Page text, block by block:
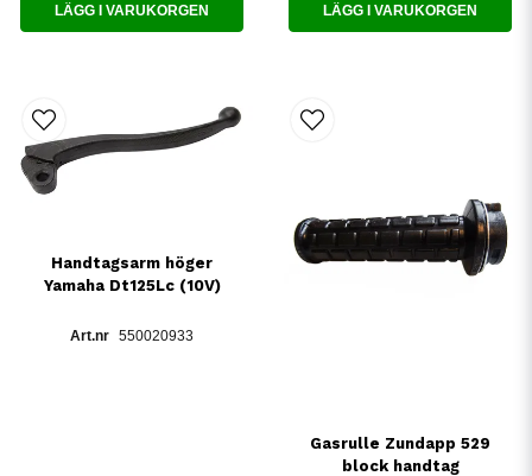
LÄGG I VARUKORGEN LÄGG I VARUKORGEN
Handtagsarm höger
Yamaha Dt125Lc (10V)
550020933
Gasrulle Zundapp 529
block handtag